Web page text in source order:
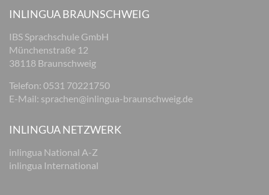
INLINGUA BRAUNSCHWEIG
IBS Sprachschule GmbH
Münchenstraße 12
38118 Braunschweig
Telefon: 0531 70221750
E-Mail: sprachen@inlingua-braunschweig.de
INLINGUA NETZWERK
inlingua National A-Z
inlingua International